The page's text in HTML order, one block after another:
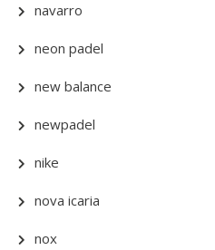
navarro
neon padel
new balance
newpadel
nike
nova icaria
nox